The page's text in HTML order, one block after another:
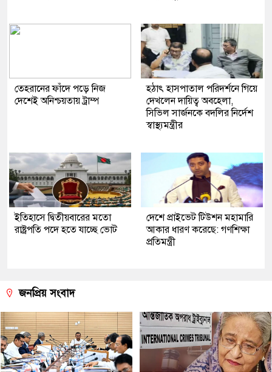
তেহরানের ফাঁদে পড়ে নিজ
দেশেই অনিশ্চয়তায় ট্রাম্প
হঠাৎ হাসপাতাল পরিদর্শনে গিয়ে
দেখলেন দায়িত্ব অবহেলা,
সিভিল সার্জনকে বদলির নির্দেশ
স্বাস্থ্যমন্ত্রীর
ইতিহাসে দ্বিতীয়বারের মতো
রাষ্ট্রপতি পদে হতে যাচ্ছে ভোট
দেশে প্রাইভেট টিউশন মহামারি
আকার ধারণ করেছে: গণশিক্ষা
প্রতিমন্ত্রী
জনপ্রিয় সংবাদ